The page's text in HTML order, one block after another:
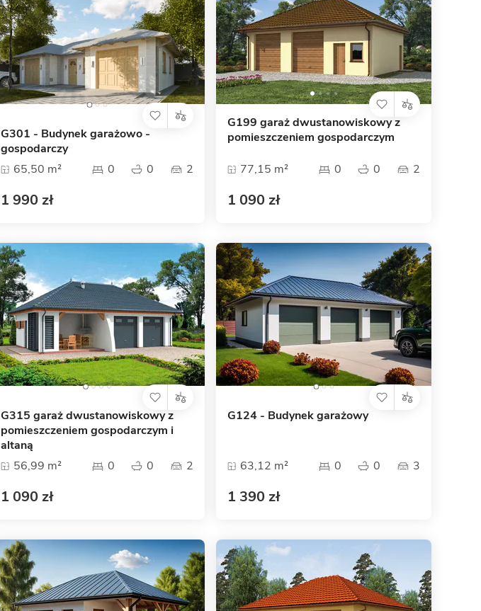
G301 - Budynek garażowo -
gospodarczy
65,50 m²
0 0 2
1 990 zł
G199 garaż dwustanowiskowy z
pomieszczeniem gospodarczym
77,15 m² 0 0 2
1 090 zł
G315 garaż dwustanowiskowy z
pomieszczeniem gospodarczym i
altaną
56,99 m²
0 0 2
1 090 zł
G124 - Budynek garażowy
63,12 m² 0 0 3
1 390 zł